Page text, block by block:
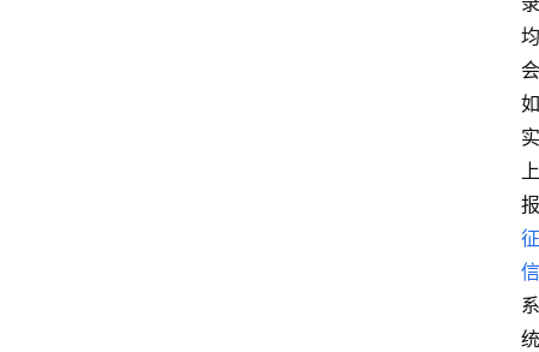
均
会
如
实
上
报
征
信
系
统